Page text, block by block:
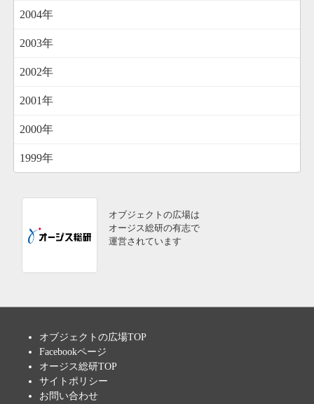
2004年
2003年
2002年
2001年
2000年
1999年
オブジェクトの広場は
オージス総研の有志で
運営されています
オブジェクトの広場TOP
Facebookページ
オージス総研TOP
サイトポリシー
お問い合わせ